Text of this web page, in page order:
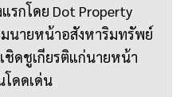
รกโดย Dot Property
นายหน้าอสังหาริมทรัพย์
ชิดชูเกียรติแก่นายหน้า
ดดเด่น